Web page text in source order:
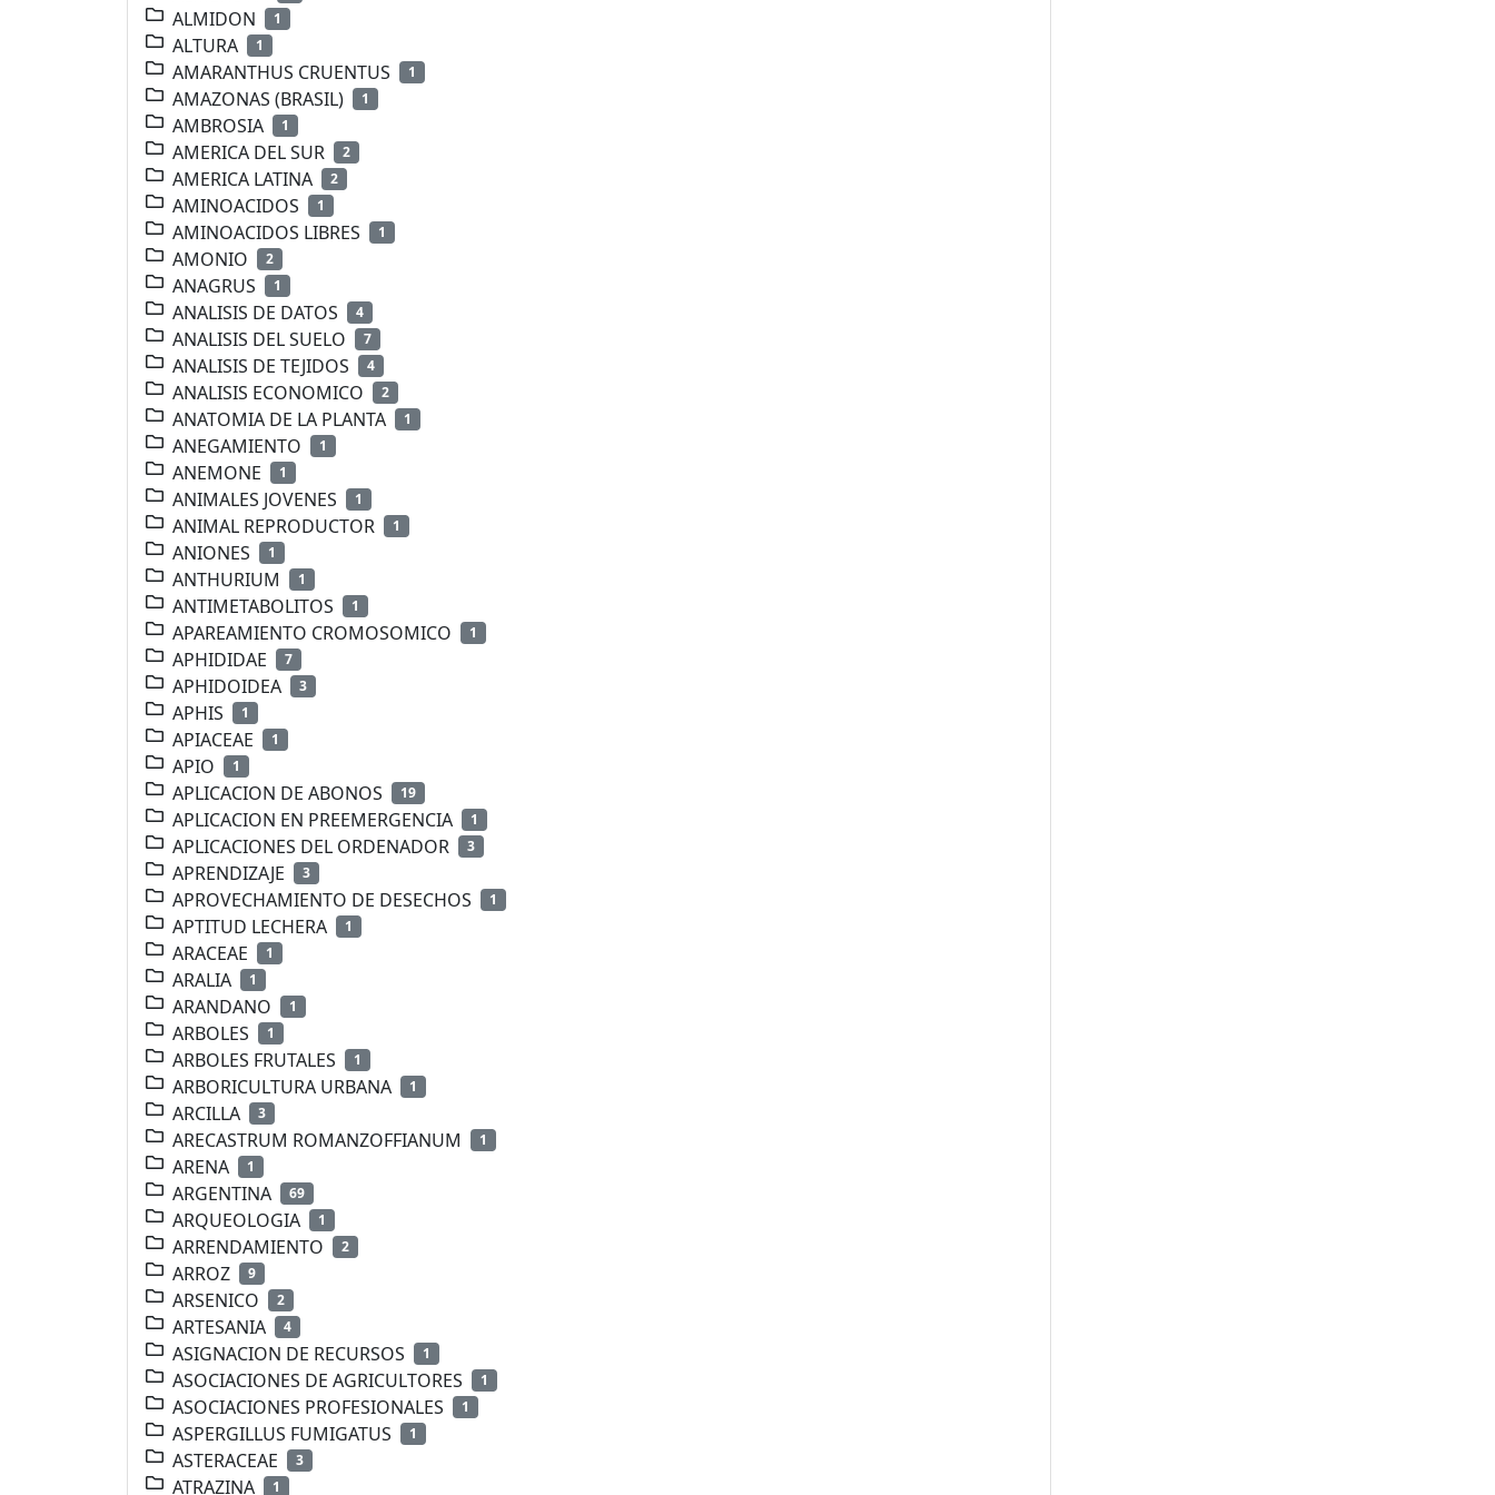
ALMIDON 1
ALTURA 1
AMARANTHUS CRUENTUS 1
AMAZONAS (BRASIL) 1
AMBROSIA 1
AMERICA DEL SUR 2
AMERICA LATINA 2
AMINOACIDOS 1
AMINOACIDOS LIBRES 1
AMONIO 2
ANAGRUS 1
ANALISIS DE DATOS 4
ANALISIS DEL SUELO 7
ANALISIS DE TEJIDOS 4
ANALISIS ECONOMICO 2
ANATOMIA DE LA PLANTA 1
ANEGAMIENTO 1
ANEMONE 1
ANIMALES JOVENES 1
ANIMAL REPRODUCTOR 1
ANIONES 1
ANTHURIUM 1
ANTIMETABOLITOS 1
APAREAMIENTO CROMOSOMICO 1
APHIDIDAE 7
APHIDOIDEA 3
APHIS 1
APIACEAE 1
APIO 1
APLICACION DE ABONOS 19
APLICACION EN PREEMERGENCIA 1
APLICACIONES DEL ORDENADOR 3
APRENDIZAJE 3
APROVECHAMIENTO DE DESECHOS 1
APTITUD LECHERA 1
ARACEAE 1
ARALIA 1
ARANDANO 1
ARBOLES 1
ARBOLES FRUTALES 1
ARBORICULTURA URBANA 1
ARCILLA 3
ARECASTRUM ROMANZOFFIANUM 1
ARENA 1
ARGENTINA 69
ARQUEOLOGIA 1
ARRENDAMIENTO 2
ARROZ 9
ARSENICO 2
ARTESANIA 4
ASIGNACION DE RECURSOS 1
ASOCIACIONES DE AGRICULTORES 1
ASOCIACIONES PROFESIONALES 1
ASPERGILLUS FUMIGATUS 1
ASTERACEAE 3
ATRAZINA 1